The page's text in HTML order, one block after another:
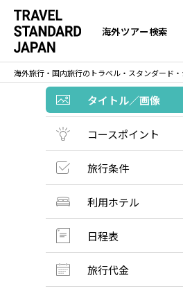
海外ツアー検索
海外旅行・国内旅行のトラベル・スタンダード
タイトル／画像
コースポイント
旅行条件
利用ホテル
日程表
旅行代金